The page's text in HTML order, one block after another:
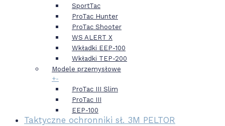
SportTac
ProTac Hunter
ProTac Shooter
WS ALERT X
Wkładki EEP-100
Wkładki TEP-200
Modele przemysłowe
+-
ProTac III Slim
ProTac III
EEP-100
Taktyczne ochronniki sł. 3M PELTOR